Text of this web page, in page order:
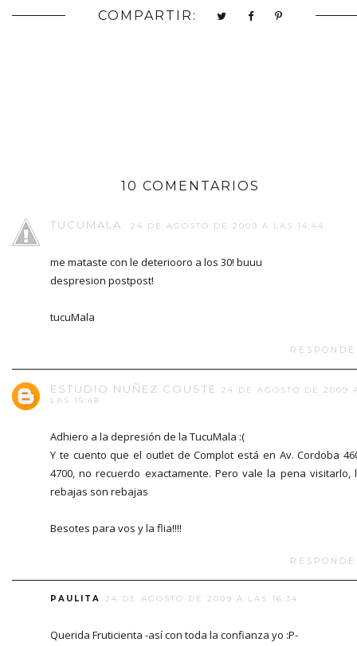
COMPARTIR:
10 COMENTARIOS
TUCUMALA 24 DE AGOSTO DE 2009 A LAS 14:44
me mataste con le deteriooro a los 30! buuu
despresion postpost!
tucuMala
ESTUDIO NUÑEZ COUSTE
24 DE AGOSTO DE 2009
LAS 15:48
Adhiero a la depresión de la TucuMala :(
Y te cuento que el outlet de Complot está en Av. Cordoba
4700, no recuerdo exactamente. Pero vale la pena visitarlo,
rebajas son rebajas
Besotes para vos y la flia!!!!
PAULITA 24 DE AGOSTO DE 2009 A LAS 16:34
Querida Fruticienta -así con toda la confianza yo :P-